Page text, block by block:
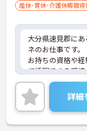
産休･育休･介護休暇取得
大分県速見郡に
ネのお仕事です。
お持ちの資格や
て活躍できる環
固定のお休みが
させやすく、家庭
るポイントの一つ
賞与や昇給、退
り、安定した環
詳細